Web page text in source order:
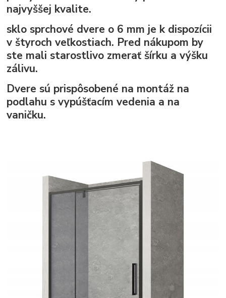
najvyššej kvalite.
sklo sprchové dvere o 6 mm je k dispozícii
v štyroch veľkostiach. Pred nákupom by
ste mali starostlivo zmerať šírku a výšku
zálivu.
Dvere sú prispôsobené na montáž na
podlahu s vypúšťacím vedenia a na
vaničku.